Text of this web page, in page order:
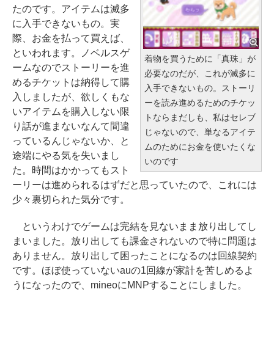
着物を買うために「真珠」が
必要なのだが、これが滅多に
入手できないもの。ストーリ
ーを読み進めるためのチケッ
トならまだしも、私はセレブ
じゃないので、単なるアイテ
ムのためにお金を使いたくな
いのです
たのです。アイテムは滅多
に入手できないもの。実
際、お金を払って買えば、
といわれます。ノベルスゲ
ームなのでストーリーを進
めるチケットは納得して購
入しましたが、欲しくもな
いアイテムを購入しない限
り話が進まないなんて間違
っているんじゃないか、と
途端にやる気を失いまし
た。時間はかかってもスト
ーリーは進められるはずだと思っていたので、これには
少々裏切られた気分です。
というわけでゲームは完結を見ないまま放り出してし
まいました。放り出しても課金されないので特に問題は
ありません。放り出して困ったことになるのは回線契約
です。ほぼ使っていないauの1回線が家計を苦しめるよ
うになったので、mineoにMNPすることにしました。